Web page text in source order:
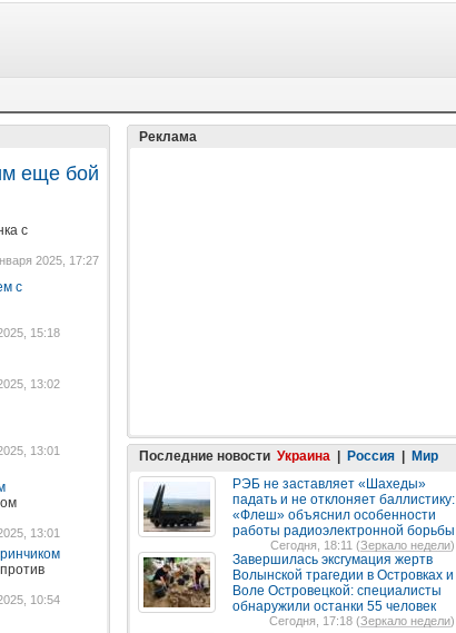
еще бой
с
2025, 17:27
с
15:18
13:02
13:01
13:01
10:54
Реклама
Последние новости Украина Россия
Мир
РЭБ не заставляет «Шахеды»
падать и не отклоняет баллистику:
«Флеш» объяснил особенности
работы радиоэлектронной борьбы
Сегодня, 18:11 (Зеркало недели)
Завершилась эксгумация жертв
Волынской трагедии в Островках и
Воле Островецкой: специалисты
обнаружили останки 55 человек
Сегодня, 17:18 (Зеркало недели)